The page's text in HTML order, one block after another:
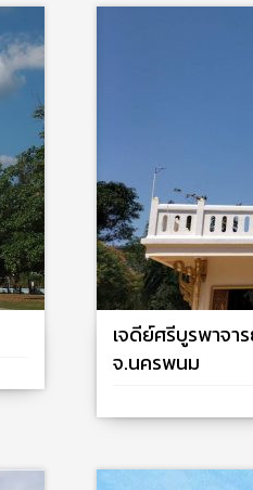
เจดีย์ศรีบูรพาจา
จ.นครพนม